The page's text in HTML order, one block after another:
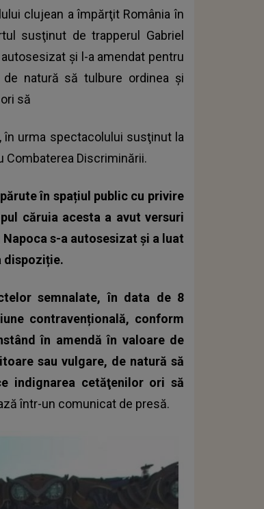
clujean a împărţit România în
susţinut de trapperul Gabriel
autosesizat şi l-a amendat pentru
natură să tulbure ordinea şi
să
în urma spectacolului susţinut la
Discriminării.
în spațiul public cu privire
căruia acesta a avut versuri
s-a autosesizat și a luat
dispoziție.
semnalate, în data de 8
contravențională, conform
în amendă în valoare de
sau vulgare, de natură să
indignarea cetăţenilor ori să
într-un comunicat de presă.